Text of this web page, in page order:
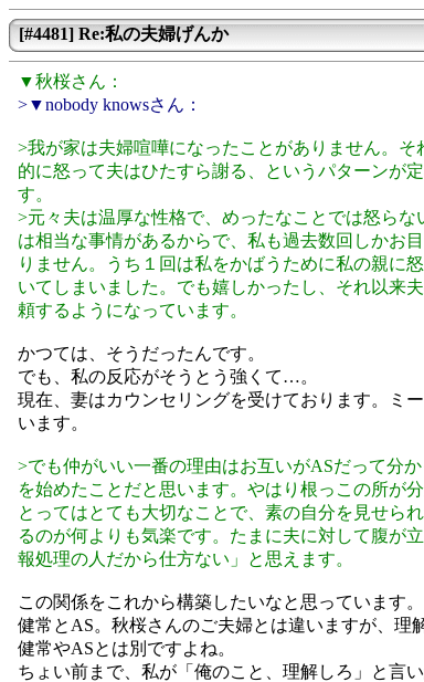
[#4481] Re:私の夫婦げんか
▼秋桜さん：
>▼nobody knowsさん：
>我が家は夫婦喧嘩になったことがありません。そ
的に怒って夫はひたすら謝る、というパターンが
す。
>元々夫は温厚な性格で、めったなことでは怒らな
は相当な事情があるからで、私も過去数回しかお
りません。うち１回は私をかばうために私の親に
いてしまいました。でも嬉しかったし、それ以来
頼するようになっています。
かつては、そうだったんです。
でも、私の反応がそうとう強くて…。
現在、妻はカウンセリングを受けております。ミ
います。
>でも仲がいい一番の理由はお互いがASだって分
を始めたことだと思います。やはり根っこの所が
とってはとても大切なことで、素の自分を見せら
るのが何よりも気楽です。たまに夫に対して腹が
報処理の人だから仕方ない」と思えます。
この関係をこれから構築したいなと思っています。
健常とAS。秋桜さんのご夫婦とは違いますが、理
健常やASとは別ですよね。
ちょい前まで、私が「俺のこと、理解しろ」と言